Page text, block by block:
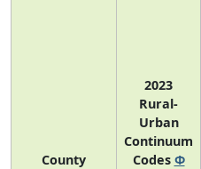
County
2023
Rural-
Urban
Continuum
Codes Φ